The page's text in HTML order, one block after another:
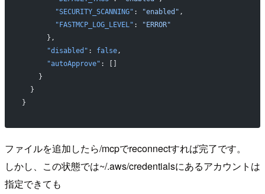
        "SECURITY_SCANNING"
: "enabled" ,
        "FASTMCP_LOG_LEVEL"
:
"ERROR"
      },
      "disabled"
: false,
      "autoApprove"
: []
    }
  }
}
ファイルを追加したら/mcpでreconnectすれば完了です。
しかし、この状態では~/.aws/credentialsにあるアカウントは
指定できても